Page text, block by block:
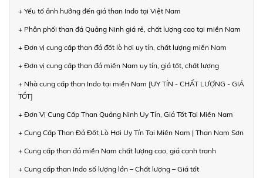
+ Yếu tố ảnh hưởng đến giá than Indo tại Việt Nam
+ Phân phối than đá Quảng Ninh giá rẻ, chất lượng cao tại miền Nam
+ Đơn vị cung cấp than đá đốt lò hơi uy tín, chất lượng miền Nam
+ Đơn vị cung cấp than đá miền Nam uy tín, giá tốt, chất lượng
+ Nhà cung cấp than Indo tại miền Nam [UY TÍN - CHẤT LƯỢNG - GIÁ
TỐT]
+ Đơn Vị Cung Cấp Than Quảng Ninh Uy Tín, Giá Tốt Tại Miền Nam
+ Cung Cấp Than Đá Đốt Lò Hơi Uy Tín Tại Miền Nam | Than Nam Sơn
+ Cung cấp than đá miền Nam chất lượng cao, giá cạnh tranh
+ Cung cấp than Indo số lượng lớn – Chất lượng – Giá tốt